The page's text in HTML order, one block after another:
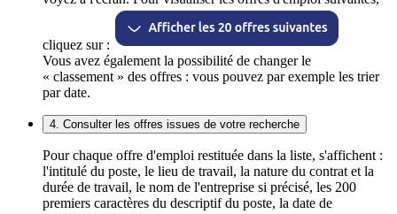
cliquez sur :
Vous avez également la possibilité de changer le
« classement » des offres : vous pouvez par exemple les trier
par date.
4. Consulter les offres issues de votre recherche
Pour chaque offre d'emploi restituée dans la liste, s'affichent :
l'intitulé du poste, le lieu de travail, la nature du contrat et la
durée de travail, le nom de l'entreprise si précisé, les 200
premiers caractères du descriptif du poste, la date de